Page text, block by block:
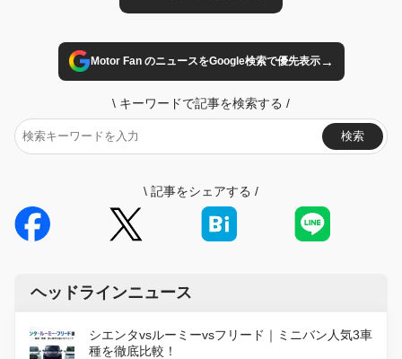
Motor Fan のニュースをGoogle検索で優先表示→
\ キーワードで記事を検索する /
検索
\ 記事をシェアする /
ヘッドラインニュース
シエンタvsルーミーvsフリード｜ミニバン人気3車
種を徹底比較！